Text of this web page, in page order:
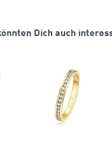
Dich auch